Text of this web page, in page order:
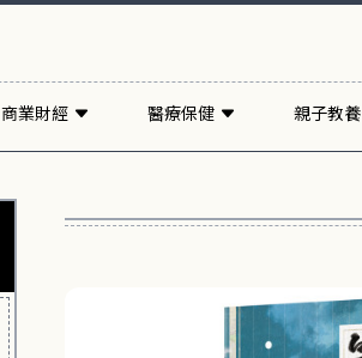
商業財經 醫療保健 親子教養